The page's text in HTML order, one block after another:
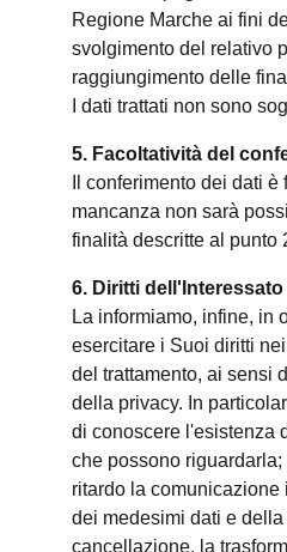
Regione Marche ai fini
svolgimento del relativo
raggiungimento delle
I dati trattati non sono
5. Facoltatività del
Il conferimento dei dati
mancanza non sarà
finalità descritte al punto
6. Diritti dell'Interessato
La informiamo, infine, in
esercitare i Suoi diritti
del trattamento, ai sensi
della privacy. In
di conoscere l'esistenza
che possono
ritardo la
dei medesimi dati e
cancellazione, la